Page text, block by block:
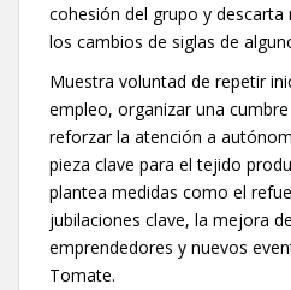
cohesión del grupo y descarta
los cambios de siglas de
Muestra voluntad de repetir
empleo, organizar una
reforzar la atención a
pieza clave para el tejido
plantea medidas como el
jubilaciones clave, la mejora
emprendedores y nuevos
Tomate.